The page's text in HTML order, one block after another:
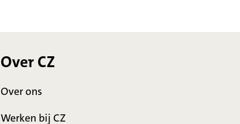
Over CZ
Over ons
Werken bij CZ